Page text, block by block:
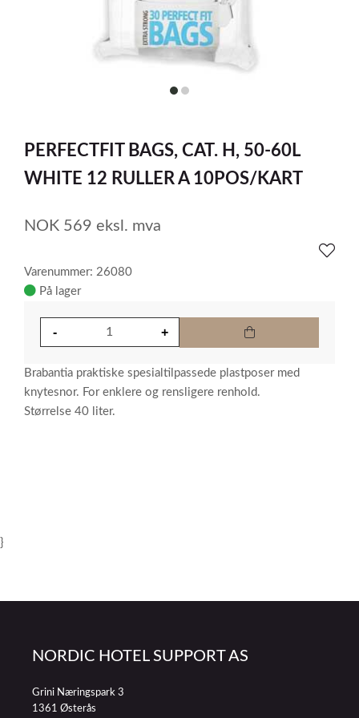
itemitem
of
2
PERFECTFIT BAGS, CAT. H, 50-60L
WHITE 12 RULLER A 10POS/KART
NOK 569 eksl. mva
Varenummer: 26080
På lager
Brabantia praktiske spesialtilpassede plastposer med
knytesnor. For enklere og rensligere renhold.
Størrelse 40 liter.
}
NORDIC HOTEL SUPPORT AS
Grini Næringspark 3
1361 Østerås